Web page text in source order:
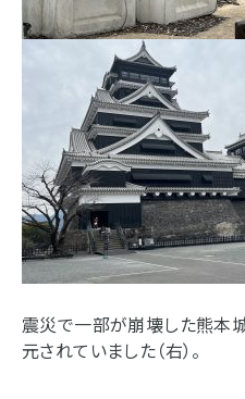
震災で一部が崩壊した熊本
元されていました（右）。